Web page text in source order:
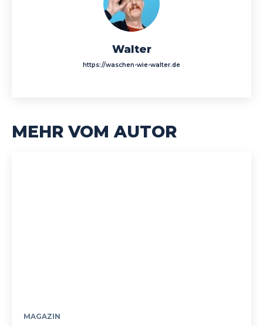
Walter
https://waschen-wie-walter.de
MEHR VOM AUTOR
MAGAZIN